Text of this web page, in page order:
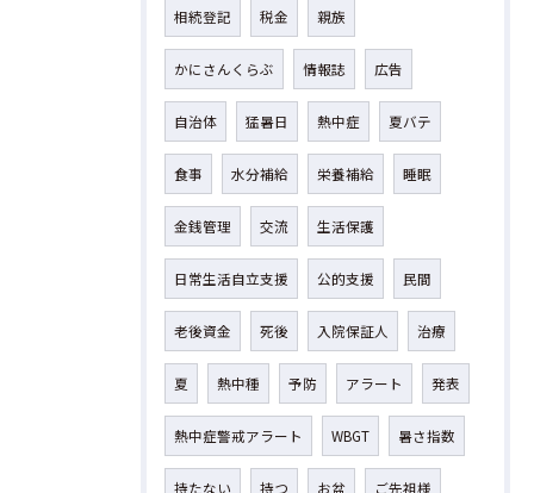
相続登記 税金 親族
かにさんくらぶ 情報誌 広告
自治体 猛暑日 熱中症 夏バテ
食事 水分補給 栄養補給 睡眠
金銭管理 交流 生活保護
日常生活自立支援 公的支援 民間
老後資金 死後 入院保証人 治療
夏 熱中種 予防 アラート 発表
熱中症警戒アラート WBGT 暑さ指数
持たない 持つ お盆 ご先祖様